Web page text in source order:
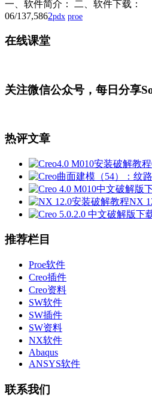
一、软件简介： 二、软件下载：
06/137,5862pdx proe
在线课堂
关注微信公众号，每日分享
热评文章
NX
推荐栏目
Proe软件
Creo插件
Creo资料
SW软件
SW插件
SW资料
NX软件
Abaqus
ANSYS软件
联系我们